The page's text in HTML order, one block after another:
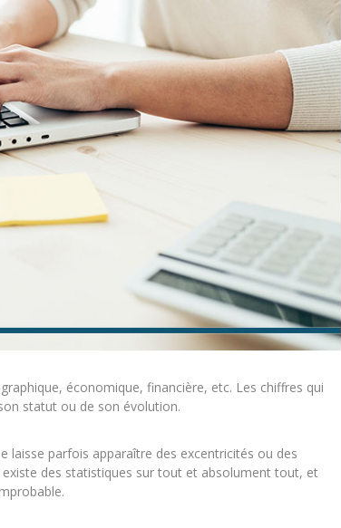
économique, financière, etc. Les chiffres qui
statut ou de son évolution.
laisse parfois apparaître des excentricités ou des
existe des statistiques sur tout et absolument tout, et